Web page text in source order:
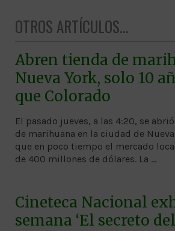
OTROS ARTÍCULOS...
Abren tienda de
Nueva York, solo 10
que Colorado
El pasado jueves, a las 4:20, se
de marihuana en la ciudad de Nueva
que en poco tiempo el mercado
de 400 millones de dólares. La …
Cineteca Nacional
semana ‘El secreto